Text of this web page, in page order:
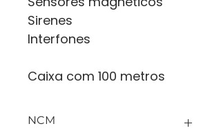
Sirenes
Interfones
Caixa com 100 metros
NCM